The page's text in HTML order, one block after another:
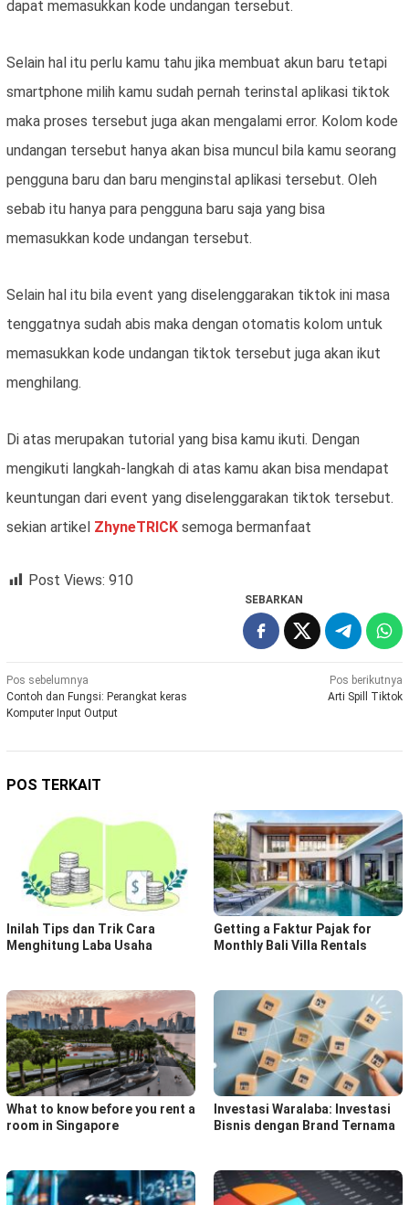
dapat memasukkan kode undangan tersebut.
Selain hal itu perlu kamu tahu jika membuat akun baru tetapi
smartphone milih kamu sudah pernah terinstal aplikasi tiktok
maka proses tersebut juga akan mengalami error. Kolom kode
undangan tersebut hanya akan bisa muncul bila kamu seorang
pengguna baru dan baru menginstal aplikasi tersebut. Oleh
sebab itu hanya para pengguna baru saja yang bisa
memasukkan kode undangan tersebut.
Selain hal itu bila event yang diselenggarakan tiktok ini masa
tenggatnya sudah abis maka dengan otomatis kolom untuk
memasukkan kode undangan tiktok tersebut juga akan ikut
menghilang.
Di atas merupakan tutorial yang bisa kamu ikuti. Dengan
mengikuti langkah-langkah di atas kamu akan bisa mendapat
keuntungan dari event yang diselenggarakan tiktok tersebut.
sekian artikel ZhyneTRICK semoga bermanfaat
Post Views: 910
SEBARKAN
Navigasi
pos
Pos sebelumnya
Contoh dan Fungsi: Perangkat keras
Komputer Input Output
Pos berikutnya
Arti Spill Tiktok
POS TERKAIT
Inilah Tips dan Trik Cara
Menghitung Laba Usaha
Getting a Faktur Pajak for
Monthly Bali Villa Rentals
What to know before you rent a
room in Singapore
Investasi Waralaba: Investasi
Bisnis dengan Brand Ternama